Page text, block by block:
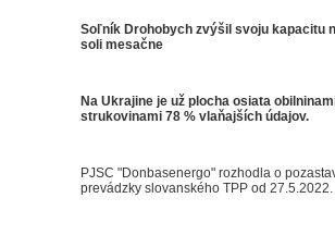
Soľník Drohobych zvýšil svoju kapacitu
soli mesačne
Na Ukrajine je už plocha osiata
strukovinami 78 % vlaňajších údajov.
PJSC "Donbasenergo" rozhodla o
prevádzky slovanského TPP od 27.5.2022.